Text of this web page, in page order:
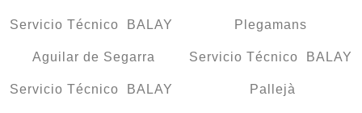
Servicio Técnico BALAY
Aguilar de Segarra
Servicio Técnico BALAY
Plegamans
Servicio Técnico BALAY
Pallejà